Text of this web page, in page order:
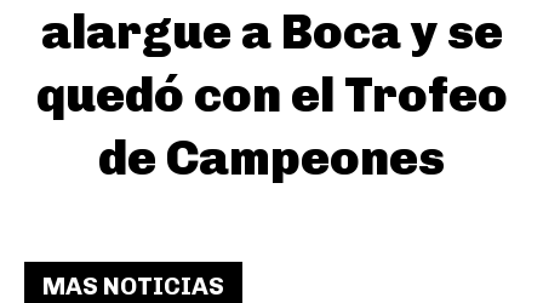
alargue a Boca y se
quedó con el Trofeo
de Campeones
MAS NOTICIAS